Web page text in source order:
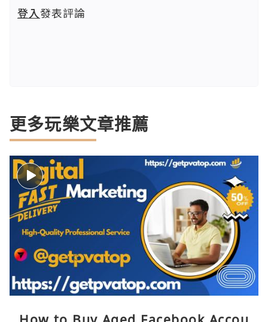
登入發表評論
更多玩樂文章推薦